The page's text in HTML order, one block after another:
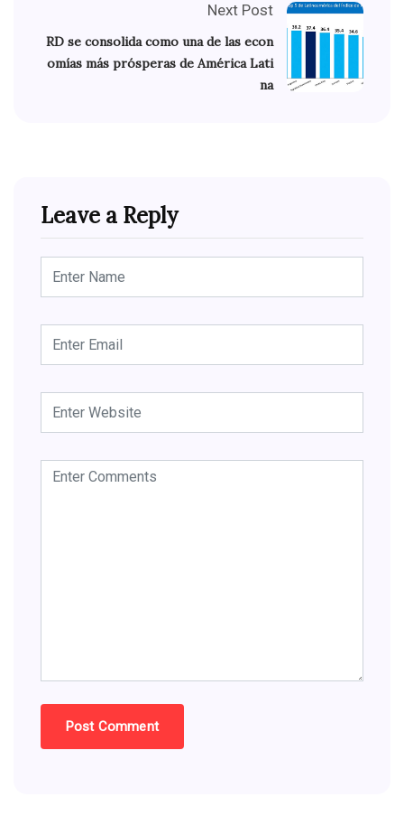
Next Post
RD se consolida como una de las econ
omías más prósperas de América Lati
na
Leave a Reply